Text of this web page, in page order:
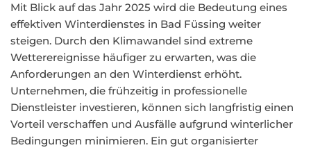
Mit Blick auf das Jahr 2025 wird die Bedeutung eines
effektiven Winterdienstes in Bad Füssing weiter
steigen. Durch den Klimawandel sind extreme
Wetterereignisse häufiger zu erwarten, was die
Anforderungen an den Winterdienst erhöht.
Unternehmen, die frühzeitig in professionelle
Dienstleister investieren, können sich langfristig einen
Vorteil verschaffen und Ausfälle aufgrund winterlicher
Bedingungen minimieren. Ein gut organisierter